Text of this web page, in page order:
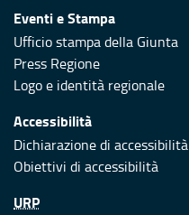
Eventi e Stampa
Ufficio stampa della Giunta
Press Regione
Logo e identità regionale
Accessibilità
Dichiarazione di accessibilità
Obiettivi di accessibilità
URP